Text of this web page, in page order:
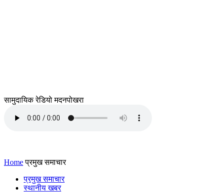
सामुदायिक रेडियो मदनपोखरा
Home प्रमुख समाचार
प्रमुख समाचार
स्थानीय खबर